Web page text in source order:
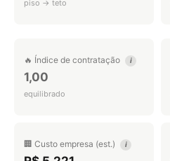
piso → teto
🔥 Índice de contratação i
1,00
equilibrado
🏢 Custo empresa (est.) i